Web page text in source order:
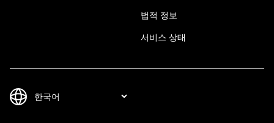
법적 정보
서비스 상태